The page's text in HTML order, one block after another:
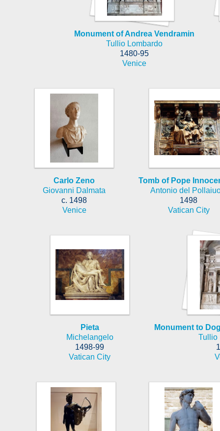
Monument of Andrea Vendramin
Tullio Lombardo
1480-95
Venice
Carlo Zeno
Giovanni Dalmata
c. 1498
Venice
Tomb of Pope
Antonio del
1498
Vatican City
Pieta
Michelangelo
1498-99
Vatican City
Monument to
Tullio